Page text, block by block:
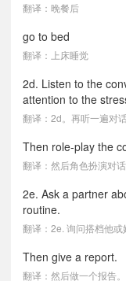
翻译：晚餐后
go to bed
翻译：上床睡觉
2d. Listen to the
attention to the
翻译：2d。再听一遍对
Then role-play the
翻译：然后角色扮演对话
2e. Ask a partner
routine.
翻译：2e. 询问搭档他或
Then give a report.
翻译：然后做一个报告。